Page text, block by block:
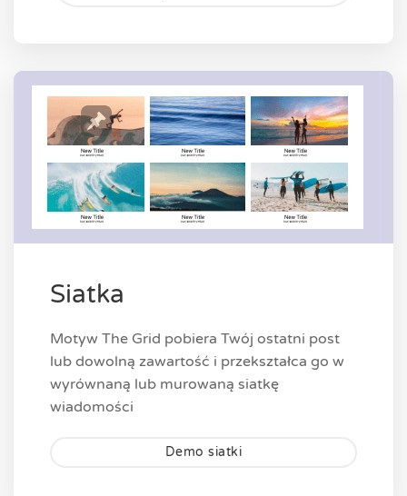
Siatka
Motyw The Grid pobiera Twój ostatni post
lub dowolną zawartość i przekształca go w
wyrównaną lub murowaną siatkę
wiadomości
Demo siatki